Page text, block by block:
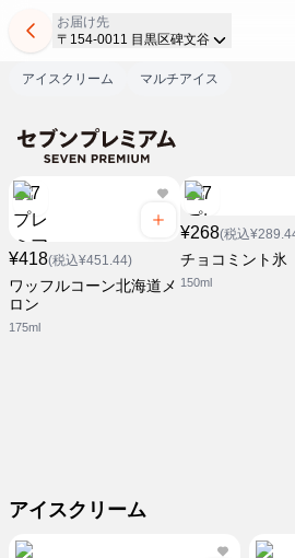
お届け先
〒154-0011 目黒区碑文谷
アイスクリーム マルチアイス
¥418(税込¥451.44)
ワッフルコーン北海道メ
ロン
175ml
¥268(税込
チョコミント氷
150ml
アイスクリーム